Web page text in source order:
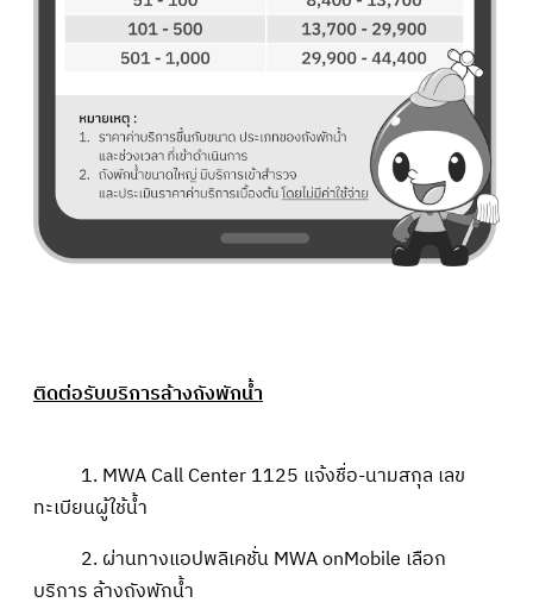
ติดต่อรับบริการล้างถังพักน้ำ
1. MWA Call Center 1125 แจ้งชื่อ-นามสกุล เลข
ทะเบียนผู้ใช้น้ำ
2. ผ่านทางแอปพลิเคชั่น MWA onMobile เลือก
บริการ ล้างถังพักน้ำ